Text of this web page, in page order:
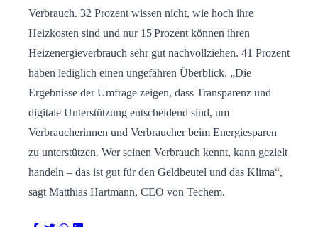
Verbrauch. 32 Prozent wissen nicht, wie hoch ihre
Heizkosten sind und nur 15 Prozent können ihren
Heizenergieverbrauch sehr gut nachvollziehen. 41 Prozent
haben lediglich einen ungefähren Überblick. „Die
Ergebnisse der Umfrage zeigen, dass Transparenz und
digitale Unterstützung entscheidend sind, um
Verbraucherinnen und Verbraucher beim Energiesparen
zu unterstützen. Wer seinen Verbrauch kennt, kann gezielt
handeln – das ist gut für den Geldbeutel und das Klima“,
sagt Matthias Hartmann, CEO von Techem.